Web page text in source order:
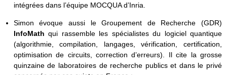
intégrées dans l’équipe MOCQUA d’Inria.
Simon évoque aussi le Groupement de Recherche (GDR)
InfoMath qui rassemble les spécialistes du logiciel quantique
(algorithmie, compilation, langages, vérification, certification,
optimisation de circuits, correction d’erreurs). Il cite la grosse
quinzaine de laboratoires de recherche publics et dans le privé